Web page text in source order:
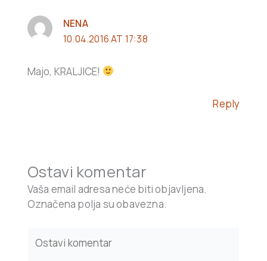
NENA
10.04.2016 AT 17:38
Majo, KRALJICE!
Reply
Ostavi komentar
Vaša email adresa neće biti objavljena.
Označena polja su obavezna.
here..